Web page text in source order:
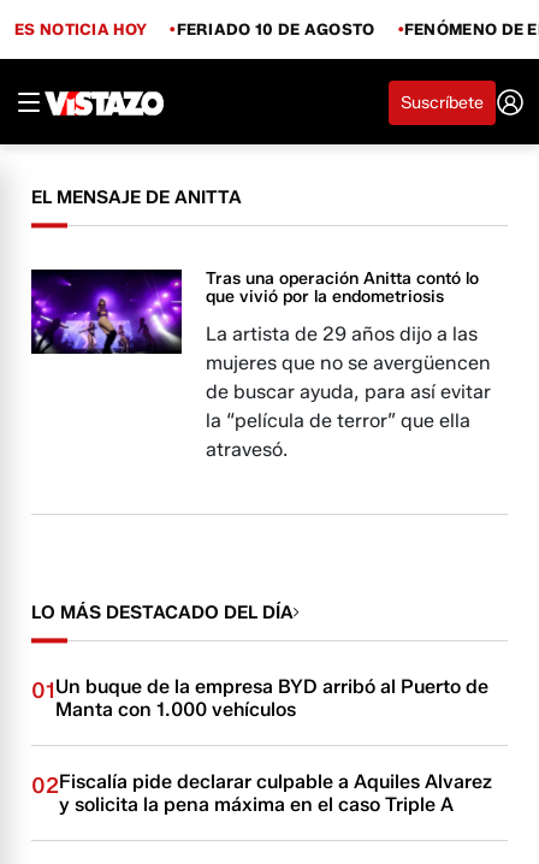
ES NOTICIA HOY FERIADO 10 DE AGOSTO FENÓMENO DE
Suscríbete
EL MENSAJE DE ANITTA
Tras una operación Anitta contó lo
que vivió por la endometriosis
La artista de 29 años dijo a las
mujeres que no se avergüencen
de buscar ayuda, para así evitar
la “película de terror” que ella
atravesó.
LO MÁS DESTACADO DEL DÍA
01Un buque de la empresa BYD arribó al Puerto de
Manta con 1.000 vehículos
02Fiscalía pide declarar culpable a Aquiles Alvarez
y solicita la pena máxima en el caso Triple A